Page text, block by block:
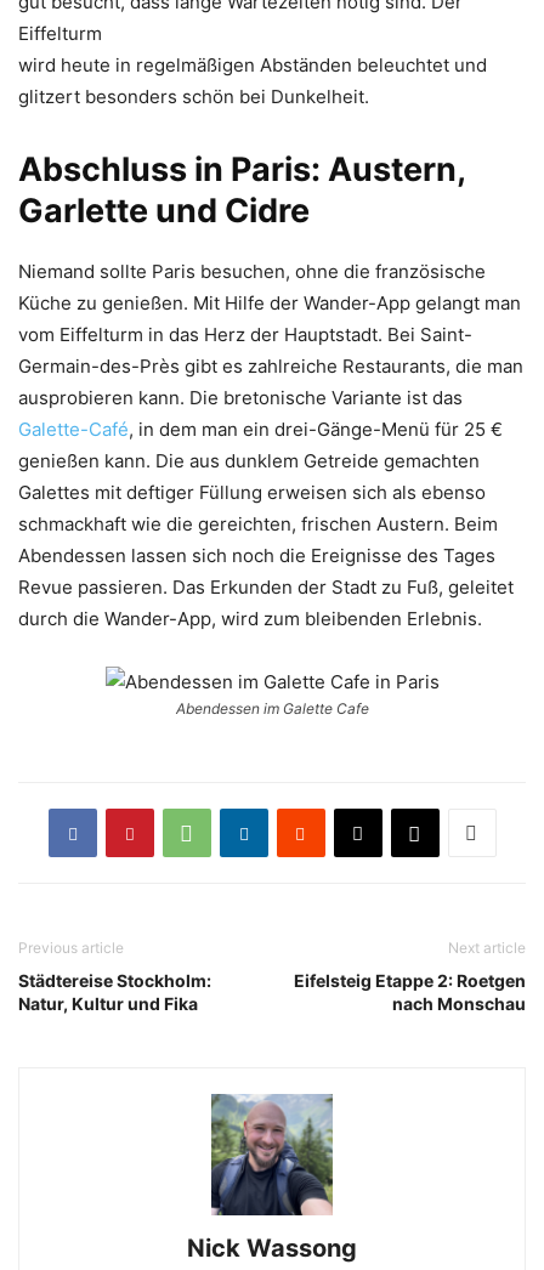
Eiffelturm
wird heute in regelmäßigen Abständen beleuchtet und
glitzert besonders schön bei Dunkelheit.
Abschluss in Paris: Austern,
Garlette und Cidre
Niemand sollte Paris besuchen, ohne die französische
Küche zu genießen. Mit Hilfe der Wander-App gelangt man
vom Eiffelturm in das Herz der Hauptstadt. Bei Saint-
Germain-des-Près gibt es zahlreiche Restaurants, die man
ausprobieren kann. Die bretonische Variante ist das
Galette-Café, in dem man ein drei-Gänge-Menü für 25 €
genießen kann. Die aus dunklem Getreide gemachten
Galettes mit deftiger Füllung erweisen sich als ebenso
schmackhaft wie die gereichten, frischen Austern. Beim
Abendessen lassen sich noch die Ereignisse des Tages
Revue passieren. Das Erkunden der Stadt zu Fuß, geleitet
durch die Wander-App, wird zum bleibenden Erlebnis.
Abendessen im Galette Cafe
Previous article
Städtereise Stockholm:
Natur, Kultur und Fika
Next article
Eifelsteig Etappe 2: Roetgen
nach Monschau
Nick Wassong